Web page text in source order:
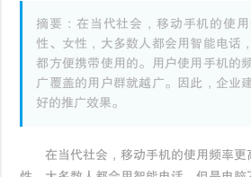
摘要：在当代社会，移动手机的使
性、女性，大多数人都会用智能电话
都方便携带使用的。用户使用手机的
广覆盖的用户群就越广。因此，企业
好的推广效果。
在当代社会，移动手机的使用频率更